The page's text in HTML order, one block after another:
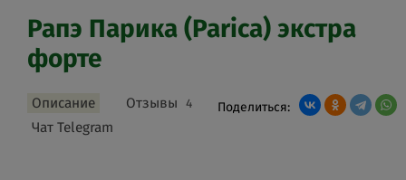
Рапэ Парика (Parica) экстра
форте
Поделиться:
Описание Отзывы 4
Чат Telegram